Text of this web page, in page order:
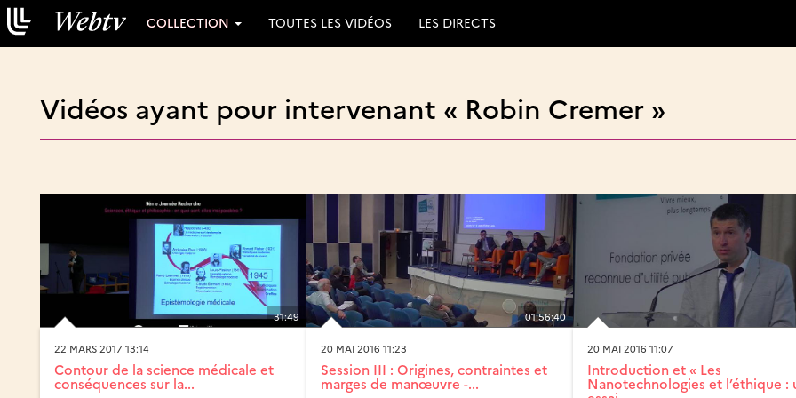
COLLECTION TOUTES LES VIDÉOS LES DIRECTS
Vidéos ayant pour intervenant « Robin Cremer »
31:49
22 MARS 2017 13:14
Contour de la science médicale et
conséquences sur la...
01:56:40
20 MAI 2016 11:23
Session III : Origines, contraintes et
marges de manœuvre -...
20 MAI 2016 11:07
Introduction et « Les
Nanotechnologies et l’éthique :